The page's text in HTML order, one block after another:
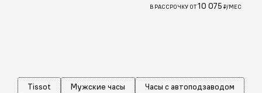
В РАССРОЧКУ ОТ10 075 ₽/МЕС
Tissot Мужские часы
Часы с автоподзаводом